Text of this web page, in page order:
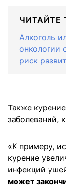
ЧИТАЙТЕ
Алкоголь
онкологии
риск
Также
заболеваний,
«К примеру,
курение
инфекций
может